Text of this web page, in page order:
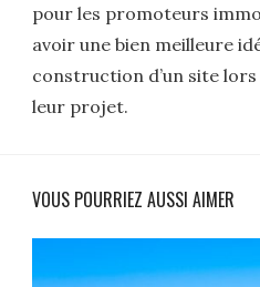
pour les promoteurs
avoir une bien meilleure
construction d’un site
leur projet.
VOUS POURRIEZ AUSSI AIMER